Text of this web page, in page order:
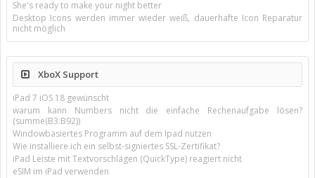
She's ready to make your night better
Desktop Icons werden immer wieder weiß, dauerhafte Icon Reparatur
nicht möglich
XboX Support
iPad 7 iOS 18 gewünscht
warum kann Numbers nicht die einfache Rechenaufgabe lösen?
(summe(B3:B92))
Windowbasiertes Programm auf dem Ipad nutzen
Wie installiere ich ein selbst-signiertes SSL-Zertifikat?
iPad Leiste mit Textvorschlägen (QuickType) reagiert nicht
eSIM im iPad verwenden